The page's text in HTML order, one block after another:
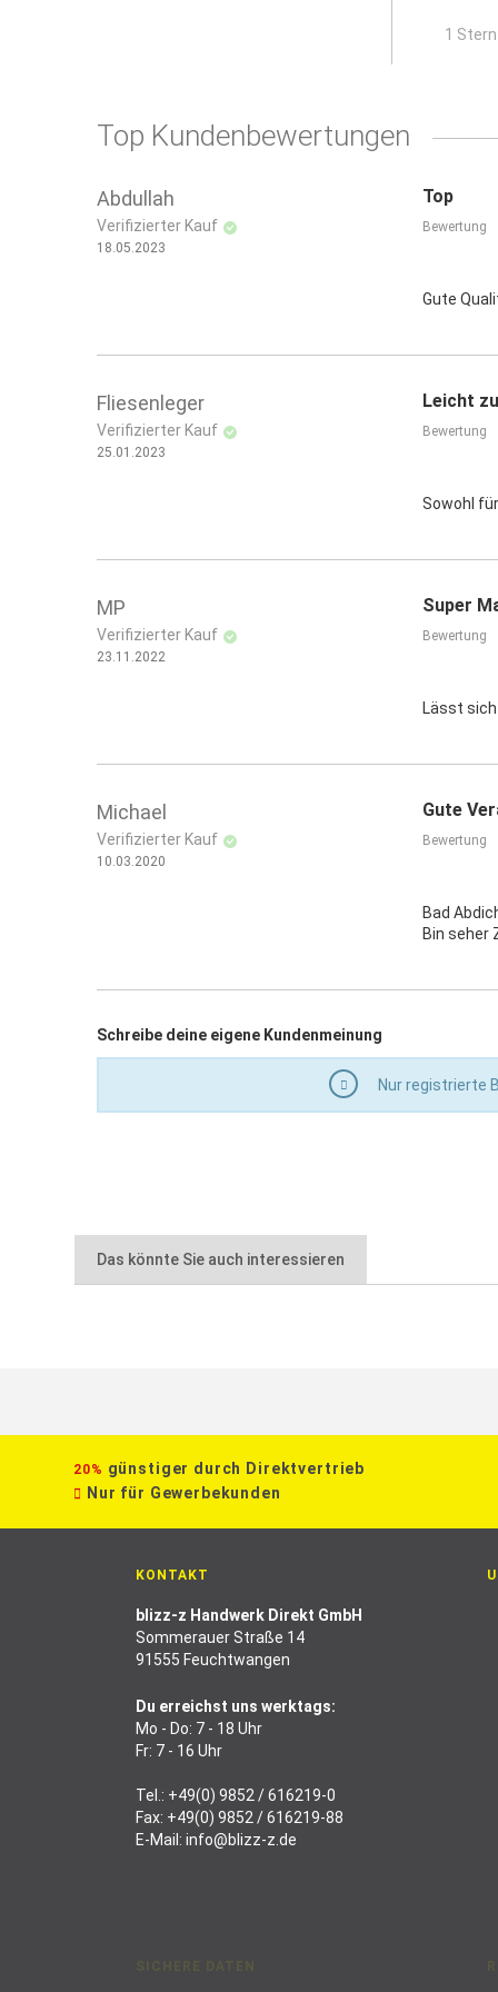
1 Stern
Top Kundenbewertungen
Abdullah
Verifizierter Kauf
18.05.2023
Top
Bewertung
Gute
Fliesenleger
Verifizierter Kauf
25.01.2023
Leicht
Bewertung
Sowohl
MP
Verifizierter Kauf
23.11.2022
Super
Bewertung
Lässt
Michael
Verifizierter Kauf
10.03.2020
Gute
Bewertung
Bad
Bin seher
Schreibe deine eigene Kundenmeinung
Nur registrierte
Das könnte Sie auch interessieren
20% günstiger durch Direktvertrieb
Nur für Gewerbekunden
KONTAKT
blizz-z Handwerk Direkt GmbH
Sommerauer Straße 14
91555 Feuchtwangen
Du erreichst uns werktags:
Mo - Do: 7 - 18 Uhr
Fr: 7 - 16 Uhr
Tel.: +49(0) 9852 / 616219-0
Fax: +49(0) 9852 / 616219-88
E-Mail: info@blizz-z.de